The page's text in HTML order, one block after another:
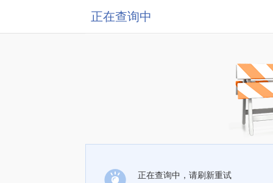
正在查询中
正在查询中，请刷新重试